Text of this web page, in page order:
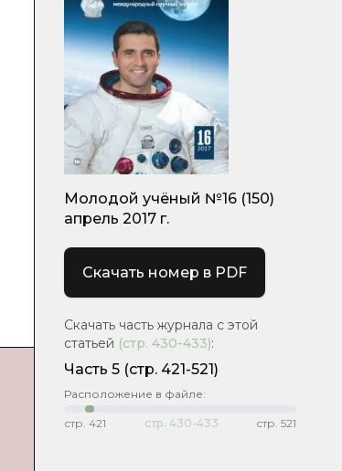
Молодой учёный №16 (150)
апрель 2017 г.
Скачать номер в PDF
Скачать часть журнала с этой
статьей (стр. 430-433):
Часть 5 (стр. 421-521)
Расположение в файле:
стр. 421 стр. 430-433 стр. 521